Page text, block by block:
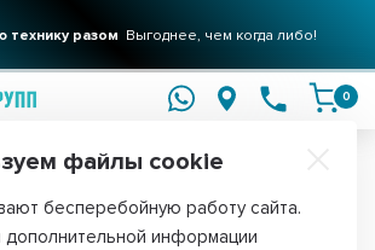
технику разом Выгоднее, чем когда либо!
0
для воды Картриджи Картриджи грубой
файлы cookie
бесперебойную работу сайта.
дополнительной информации